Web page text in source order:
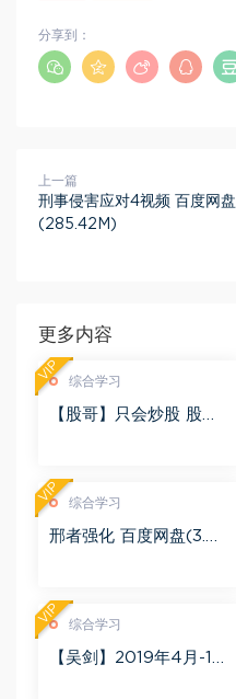
分享到：
上一篇
刑事侵害应对4视频 百度网盘
(285.42M)
更多内容
综合学习
【股哥】只会炒股 股哥
VIP
综合学习
邢者强化 百度网盘(3.01
VIP
综合学习
【吴剑】2019年4月-11
VIP